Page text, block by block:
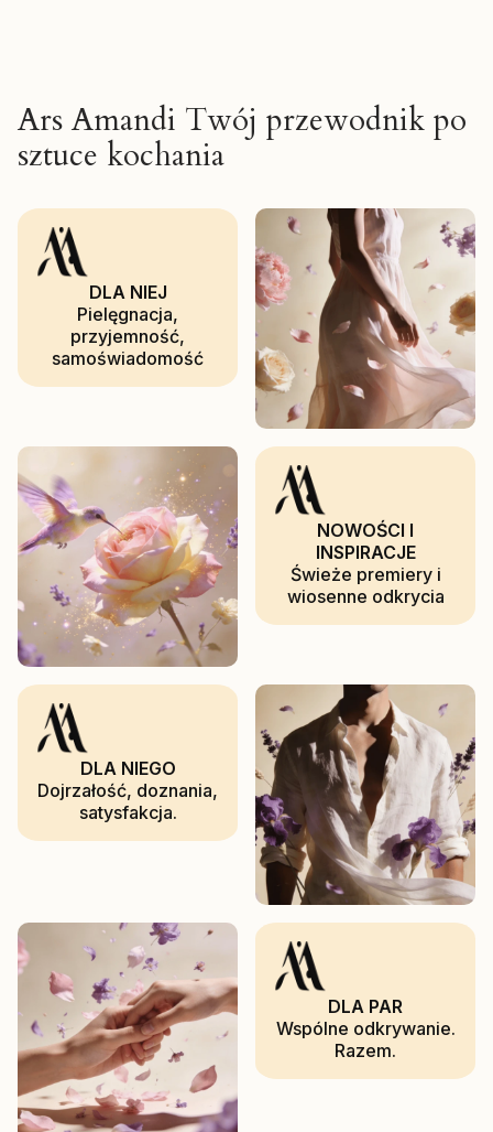
Ars Amandi Twój przewodnik po
sztuce kochania
DLA NIEJ
Pielęgnacja,
przyjemność,
samoświadomość
NOWOŚCI I
INSPIRACJE
Świeże premiery i
wiosenne odkrycia
DLA NIEGO
Dojrzałość, doznania,
satysfakcja.
DLA PAR
Wspólne odkrywanie.
Razem.